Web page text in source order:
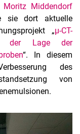
Moritz Middendorf
sie dort aktuelle
„µ-CT-
der Lage der
“. In diesem
des
von